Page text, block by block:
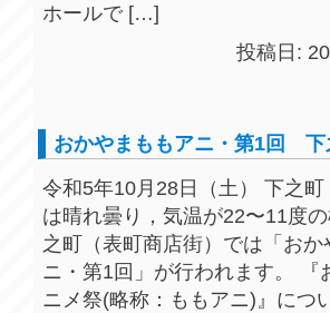
ホールで […]
投稿日:
おかやまももアニ・第1回 下
令和5年10月28日（土） 下之
は晴れ曇り，気温が22〜11度
之町（表町商店街）では「おか
ニ・第1回」が行われます。 『
ニメ祭(略称：ももアニ)』につ